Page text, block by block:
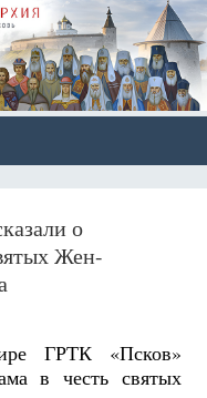
о
Жен-
ГРТК «Псков»
в честь святых